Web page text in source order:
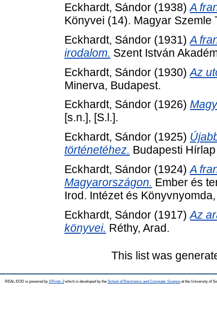
Eckhardt, Sándor (1938)A
Könyvei (14). Magyar Szemle
Eckhardt, Sándor (1931)A
irodalom. Szent István
Eckhardt, Sándor (1930)Az
Minerva, Budapest.
Eckhardt, Sándor (1926)
[s.n.], [S.l.].
Eckhardt, Sándor (1925)
történetéhez. Budapesti
Eckhardt, Sándor (1924)A
Magyarországon. Ember és
Irod. Intézet és
Eckhardt, Sándor (1917)Az
könyvei. Réthy, Arad.
This list was
REAL-EOD is powered by EPrints 3which is developed by the School of Electronics and Computer Science at the University of